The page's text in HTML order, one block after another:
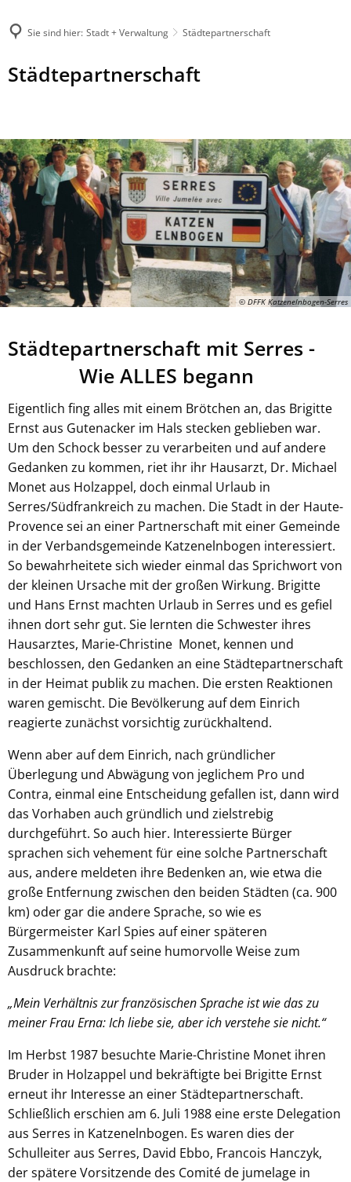
Sie sind hier: Stadt + Verwaltung Städtepartnerschaft
Städtepartnerschaft
© DFFK Katzenelnbogen-Serres
Städtepartnerschaft mit Serres -
Wie ALLES begann
Eigentlich fing alles mit einem Brötchen an, das Brigitte
Ernst aus Gutenacker im Hals stecken geblieben war.
Um den Schock besser zu verarbeiten und auf andere
Gedanken zu kommen, riet ihr ihr Hausarzt, Dr. Michael
Monet aus Holzappel, doch einmal Urlaub in
Serres/Südfrankreich zu machen. Die Stadt in der Haute-
Provence sei an einer Partnerschaft mit einer Gemeinde
in der Verbandsgemeinde Katzenelnbogen interessiert.
So bewahrheitete sich wieder einmal das Sprichwort von
der kleinen Ursache mit der großen Wirkung. Brigitte
und Hans Ernst machten Urlaub in Serres und es gefiel
ihnen dort sehr gut. Sie lernten die Schwester ihres
Hausarztes, Marie-Christine Monet, kennen und
beschlossen, den Gedanken an eine Städtepartnerschaft
in der Heimat publik zu machen. Die ersten Reaktionen
waren gemischt. Die Bevölkerung auf dem Einrich
reagierte zunächst vorsichtig zurückhaltend.
Wenn aber auf dem Einrich, nach gründlicher
Überlegung und Abwägung von jeglichem Pro und
Contra, einmal eine Entscheidung gefallen ist, dann wird
das Vorhaben auch gründlich und zielstrebig
durchgeführt. So auch hier. Interessierte Bürger
sprachen sich vehement für eine solche Partnerschaft
aus, andere meldeten ihre Bedenken an, wie etwa die
große Entfernung zwischen den beiden Städten (ca. 900
km) oder gar die andere Sprache, so wie es
Bürgermeister Karl Spies auf einer späteren
Zusammenkunft auf seine humorvolle Weise zum
Ausdruck brachte:
„Mein Verhältnis zur französischen Sprache ist wie das zu
meiner Frau Erna: Ich liebe sie, aber ich verstehe sie nicht.“
Im Herbst 1987 besuchte Marie-Christine Monet ihren
Bruder in Holzappel und bekräftigte bei Brigitte Ernst
erneut ihr Interesse an einer Städtepartnerschaft.
Schließlich erschien am 6. Juli 1988 eine erste Delegation
aus Serres in Katzenelnbogen. Es waren dies der
Schulleiter aus Serres, David Ebbo, Francois Hanczyk,
der spätere Vorsitzende des Comité de jumelage in